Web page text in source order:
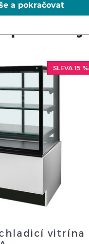
produkty
SLEVA 15 %
vitrína
a pokračovat